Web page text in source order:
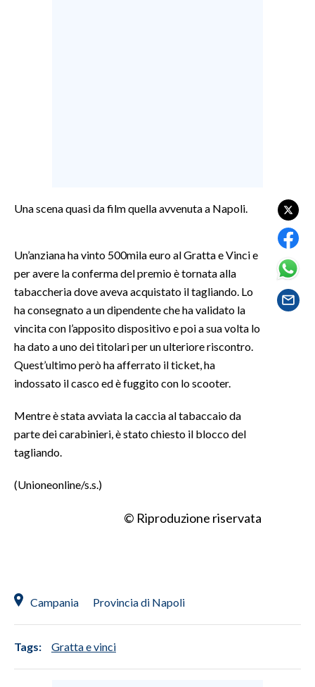
CULTURA
SPETTACOLI
GOSSIP
SALUTE
SARDEGNA TURISMO
SARDI NEL MONDO
EVENTI
#CARAUNIONE
ANNUNCI
PUBBLICITÀ
SPIAGGE
Una scena quasi da film quella avvenuta a Napoli.
Un’anziana ha vinto 500mila euro al Gratta e Vinci e
per avere la conferma del premio è tornata alla
tabaccheria dove aveva acquistato il tagliando. Lo
ha consegnato a un dipendente che ha validato la
vincita con l’apposito dispositivo e poi a sua volta lo
ha dato a uno dei titolari per un ulteriore riscontro.
Quest’ultimo però ha afferrato il ticket, ha
indossato il casco ed è fuggito con lo scooter.
Mentre è stata avviata la caccia al tabaccaio da
parte dei carabinieri, è stato chiesto il blocco del
tagliando.
(Unioneonline/s.s.)
© Riproduzione riservata
Campania Provincia di Napoli
Tags: Gratta e vinci